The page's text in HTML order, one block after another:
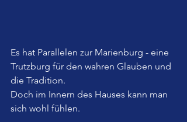
Es hat Parallelen zur Marienburg - eine
Trutzburg für den wahren Glauben und
die Tradition.
Doch im Innern des Hauses kann man
sich wohl fühlen.